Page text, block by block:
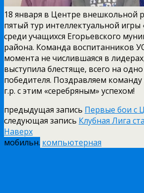
18 января в Центре внешкольной
пятый тур интеллектуальной игры
среди учащихся Егорьевского
района. Команда воспитанников
момента не числившаяся в
выступила блестяще, всего на
победителя. Поздравляем команду
г.р. с этим «серебряным» успехом!
предыдущая запись Первые бои с
следующая запись Клубная Лига
Наверх
мобильн. компьютерная